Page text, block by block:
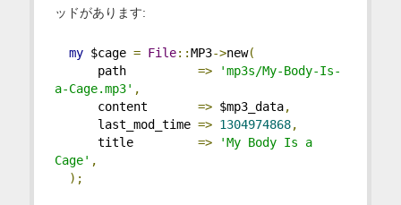
ッドがあります:
my $cage = File::MP3->new(
path =>
'mp3s/My-Body-Is-
a-Cage.mp3' ,
content => $mp3_data,
last_mod_time => 1304974868,
title =>
'My Body Is a
Cage' ,
);